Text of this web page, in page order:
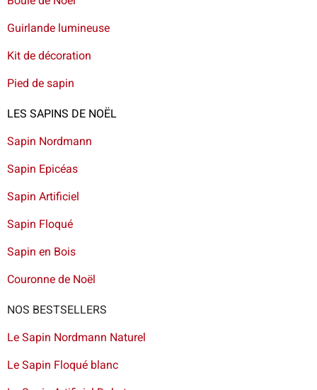
Guirlande lumineuse
Kit de décoration
Pied de sapin
LES SAPINS DE NOËL
Sapin Nordmann
Sapin Epicéas
Sapin Artificiel
Sapin Floqué
Sapin en Bois
Couronne de Noël
NOS BESTSELLERS
Le Sapin Nordmann Naturel
Le Sapin Floqué blanc